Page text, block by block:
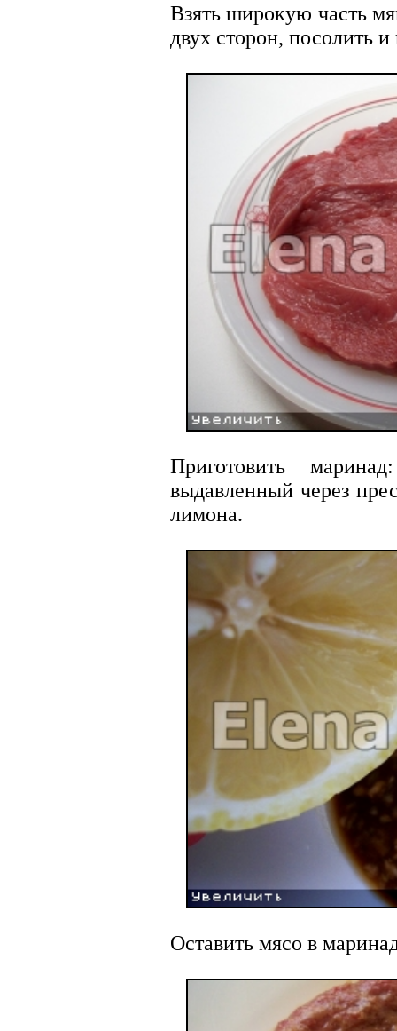
Взять широкую часть
двух сторон, посолить и
Приготовить
выдавленный через
лимона.
Оставить мясо в